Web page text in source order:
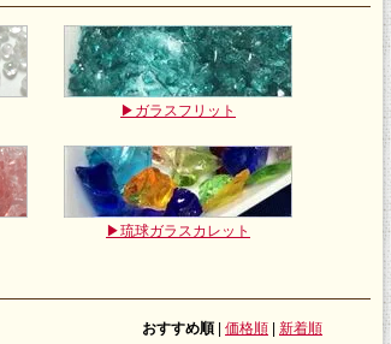
▶ガラスフリット
▶琉球ガラスカレット
おすすめ順 価格順 新着順